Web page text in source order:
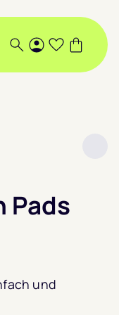
Suche
Login
Pads
und